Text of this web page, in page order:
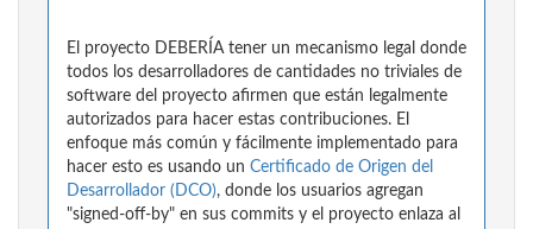
El proyecto DEBERÍA tener un mecanismo legal donde
todos los desarrolladores de cantidades no triviales de
software del proyecto afirmen que están legalmente
autorizados para hacer estas contribuciones. El
enfoque más común y fácilmente implementado para
hacer esto es usando un Certificado de Origen del
Desarrollador (DCO), donde los usuarios agregan
"signed-off-by" en sus commits y el proyecto enlaza al